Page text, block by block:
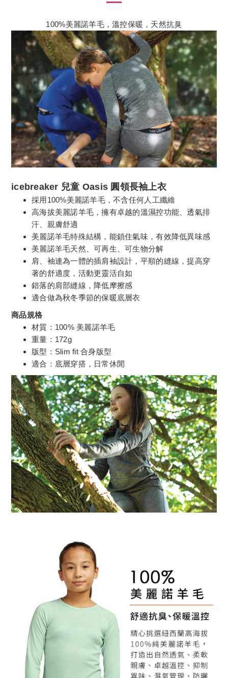
100%美麗諾羊毛，溫控保暖，天然抗臭
icebreaker 兒童 Oasis 圓領長袖上衣
採用100%美麗諾羊毛，不含任何人工纖維
高海拔美麗諾羊毛，擁有卓越的溫濕控功能、透氣排
汗、親膚舒適
美麗諾羊毛特殊結構，能鎖住氣味，有效降低異味感
美麗諾羊毛天然、可再生、可生物分解
肩、袖連為一體的插肩袖設計，平順的縫線，提高穿
著的舒適度，活動更靈活自如
錯落的肩部縫線，降低摩擦感
適合做為秋冬季節的保暖底層衣
商品規格
材質：100% 美麗諾羊毛
重量：172g
版型：Slim fit 合身版型
適合：底層穿搭，日常休閒